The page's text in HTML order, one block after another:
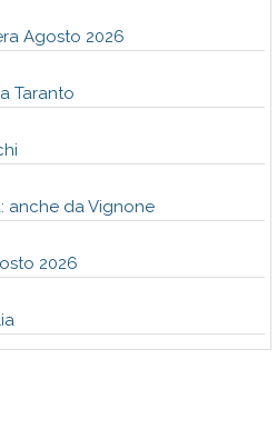
Agosto 2026
Taranto
anche da Vignone
2026